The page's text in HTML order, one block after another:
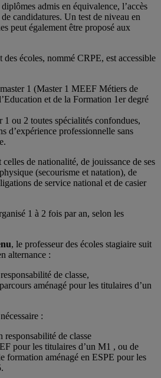
admis en équivalence, l’accès
candidatures. Un test de niveau en
peut également être proposé aux
des écoles, nommé CRPE, est accessible
1 (Master 1 MEEF Métiers de
et de la Formation 1er degré
1 ou 2 toutes spécialités confondues,
d’expérience professionnelle sans
de nationalité, de jouissance de ses
(secourisme et natation), de
de service national et de casier
1 à 2 fois par an, selon les
, le professeur des écoles stagiaire suit
alternance :
de classe,
aménagé pour les titulaires d’un
:
responsabilité de classe
pour les titulaires d’un M1 , ou de
formation aménagé en ESPE pour les